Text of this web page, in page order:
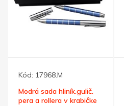
Kód: 17968.M
Modrá sada hliník.gulič.
pera a rollera v krabičke